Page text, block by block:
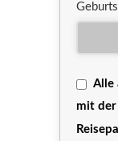
Alle
mit der